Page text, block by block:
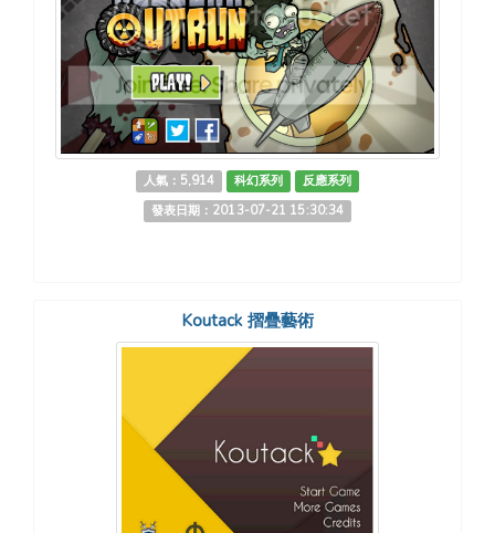
人氣：5,914 科幻系列
反應系列
發表日期：2013-07-21 15:30:34
Koutack 摺疊藝術